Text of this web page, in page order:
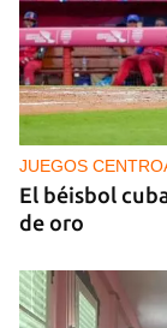
NICARAGUA
EE UU
cancilleres
decisiones de
JUEGOS
El béisbol
de oro